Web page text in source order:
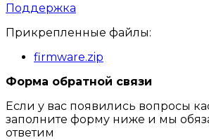
Поддержка
Прикрепленные файлы:
firmware.zip
Форма обратной связи
Если у вас появились вопросы
заполните форму ниже и мы
ответим